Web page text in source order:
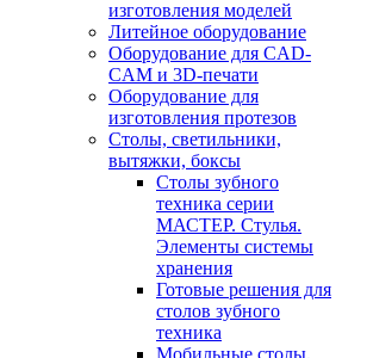
изготовления моделей
Литейное оборудование
Оборудование для CAD-
CAM и 3D-печати
Оборудование для
изготовления протезов
Cтолы, светильники,
вытяжки, боксы
Столы зубного
техника серии
МАСТЕР. Стулья.
Элементы системы
хранения
Готовые решения для
столов зубного
техника
Мобильные столы,